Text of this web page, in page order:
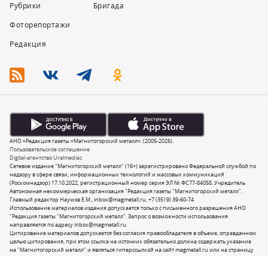
Рубрики
Фоторепортажи
Редакция
Бригада
Сетевое издание "Магнитогорский металл" (16+) зарегистрировано Федеральной службой по
надзору в сфере связи, информационных технологий и массовых коммуникаций
(Роскомнадзор) 17.10.2022, регистрационный номер серия ЭЛ № ФС77-84058. Учредитель
Автономная некоммерческая организация "Редакция газеты "Магнитогорский металл".
Главный редактор Наумов Е.М.,inbox@magmetall.ru,+7 (3519) 39-60-74
Использование материалов издания допускается только с письменного разрешения АНО
"Редакция газеты "Магнитогорский металл". Запрос о возможности использования
направляется по адресуinbox@magmetall.ru.
Цитирование материалов допускается без согласия правообладателя в объеме, оправданном
целью цитирования, при этом ссылка на источник обязательно должна содержать указание
на "Магнитогорский металл" и являться гиперссылкой на сайт magmetall.ru или на страницу
Пользовательское соглашение
Digital-агентство Uralmedias
АНО «Редакция газеты «Магнитогорский металл». (2005-2026).